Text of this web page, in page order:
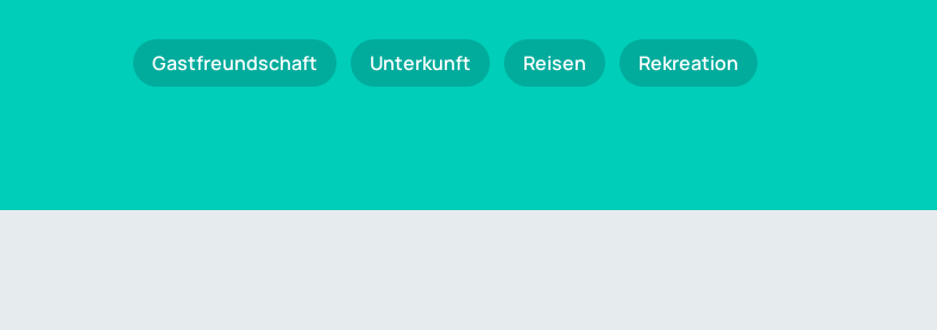
Gastfreundschaft Unterkunft Reisen Rekreation